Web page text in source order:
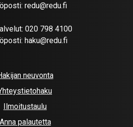
redu@redu.fi
020 798 4100
haku@redu.fi
neuvonta
Ilmoitustaulu
Anna palautetta